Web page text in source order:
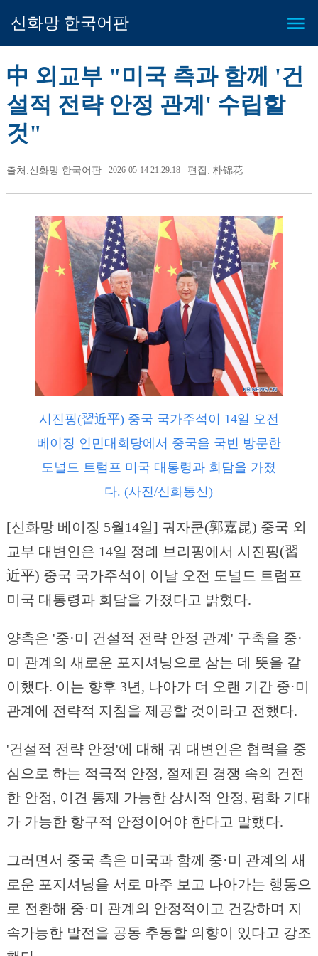
신화망 한국어판
中 외교부 "미국 측과 함께 '건
설적 전략 안정 관계' 수립할
것"
출처:신화망 한국어판 2026-05-14 21:29:18 편집: 朴锦花
시진핑(習近平) 중국 국가주석이 14일 오전
베이징 인민대회당에서 중국을 국빈 방문한
도널드 트럼프 미국 대통령과 회담을 가졌
다. (사진/신화통신)
[신화망 베이징 5월14일] 궈자쿤(郭嘉昆) 중국 외
교부 대변인은 14일 정례 브리핑에서 시진핑(習
近平) 중국 국가주석이 이날 오전 도널드 트럼프
미국 대통령과 회담을 가졌다고 밝혔다.
양측은 '중·미 건설적 전략 안정 관계' 구축을 중·
미 관계의 새로운 포지셔닝으로 삼는 데 뜻을 같
이했다. 이는 향후 3년, 나아가 더 오랜 기간 중·미
관계에 전략적 지침을 제공할 것이라고 전했다.
'건설적 전략 안정'에 대해 궈 대변인은 협력을 중
심으로 하는 적극적 안정, 절제된 경쟁 속의 건전
한 안정, 이견 통제 가능한 상시적 안정, 평화 기대
가 가능한 항구적 안정이어야 한다고 말했다.
그러면서 중국 측은 미국과 함께 중·미 관계의 새
로운 포지셔닝을 서로 마주 보고 나아가는 행동으
로 전환해 중·미 관계의 안정적이고 건강하며 지
속가능한 발전을 공동 추동할 의향이 있다고 강조